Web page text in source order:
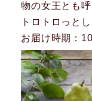
物の女王とも呼
トロトロっと
お届け時期：